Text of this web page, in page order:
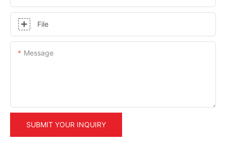
File
Message
SUBMIT YOUR INQUIRY